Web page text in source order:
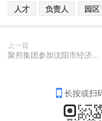
人才 负责人 园区
上一篇
聚邦集团参加沈阳市经济技术开发区宁波招商恳谈会
长按或扫